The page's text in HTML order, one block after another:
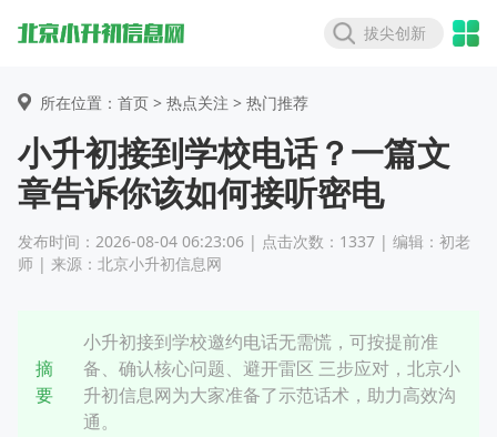
拔尖创新
所在位置：首页 > 热点关注 > 热门推荐
小升初接到学校电话？一篇文
章告诉你该如何接听密电
发布时间：2026-08-04 06:23:06 | 点击次数：1337 | 编辑：初老
师 | 来源：北京小升初信息网
摘
要
小升初接到学校邀约电话无需慌，可按提前准
备、确认核心问题、避开雷区 三步应对，北京小
升初信息网为大家准备了示范话术，助力高效沟
通。